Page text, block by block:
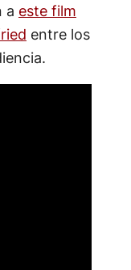
a este film
entre los